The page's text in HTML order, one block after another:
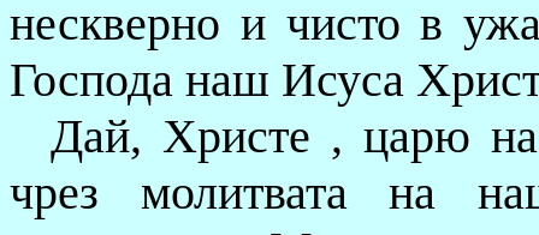
нескверно и чисто в
Гос­пода наш Исуса
Дай, Христе , царю
чрез молитвата на